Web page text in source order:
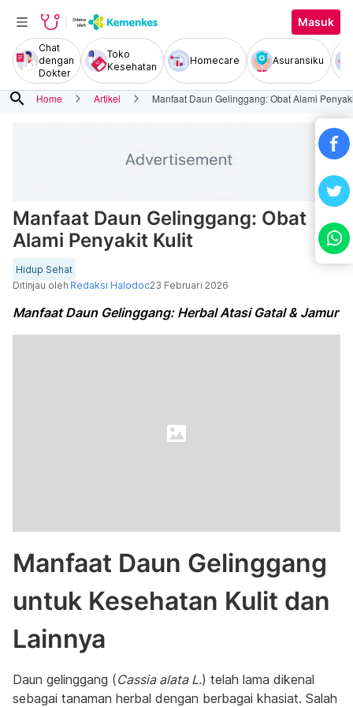
Masuk
Chat
dengan
Dokter
Toko
Kesehatan
Homecare Asuransiku
search Home Artikel Manfaat Daun Gelinggang: Obat Alami
Manfaat Daun Gelinggang: Obat
Alami Penyakit Kulit
Hidup Sehat
Ditinjau oleh Redaksi Halodoc23 Februari 2026
Manfaat Daun Gelinggang: Herbal Atasi Gatal & Jamur
Manfaat Daun Gelinggang
untuk Kesehatan Kulit dan
Lainnya
Daun gelinggang (Cassia alata L.) telah lama dikenal
sebagai tanaman herbal dengan berbagai khasiat. Salah